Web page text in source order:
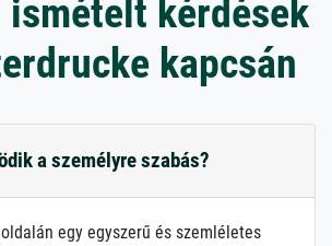
ismételt kérdések
kapcsán
a személyre szabás?
egy egyszerű és szemléletes